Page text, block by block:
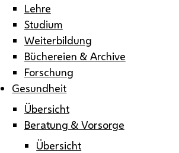
Lehre
Studium
Weiterbildung
Büchereien & Archive
Forschung
Gesundheit
Übersicht
Beratung & Vorsorge
Übersicht